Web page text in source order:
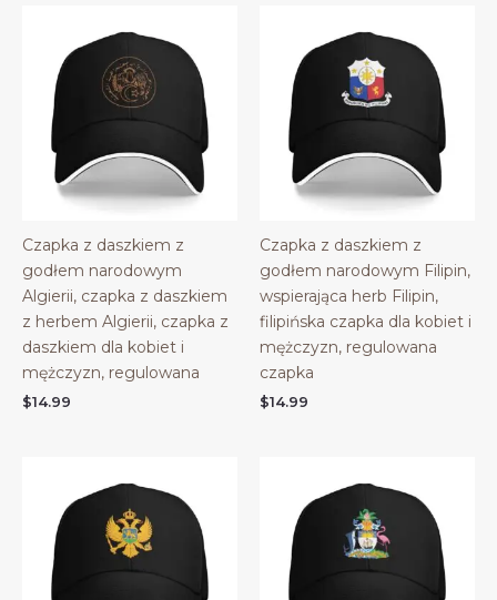
Czapka z daszkiem z
godłem narodowym
Algierii, czapka z daszkiem
z herbem Algierii, czapka z
daszkiem dla kobiet i
mężczyzn, regulowana
$14.99
Czapka z daszkiem z
godłem narodowym Filipin,
wspierająca herb Filipin,
filipińska czapka dla kobiet i
mężczyzn, regulowana
czapka
$14.99